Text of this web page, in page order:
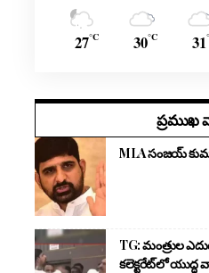
27°C 30°C 31
ప్రముఖ
MLA సంజయ్
TG: మంత్రుల
కలెక్టరేట్‌లో